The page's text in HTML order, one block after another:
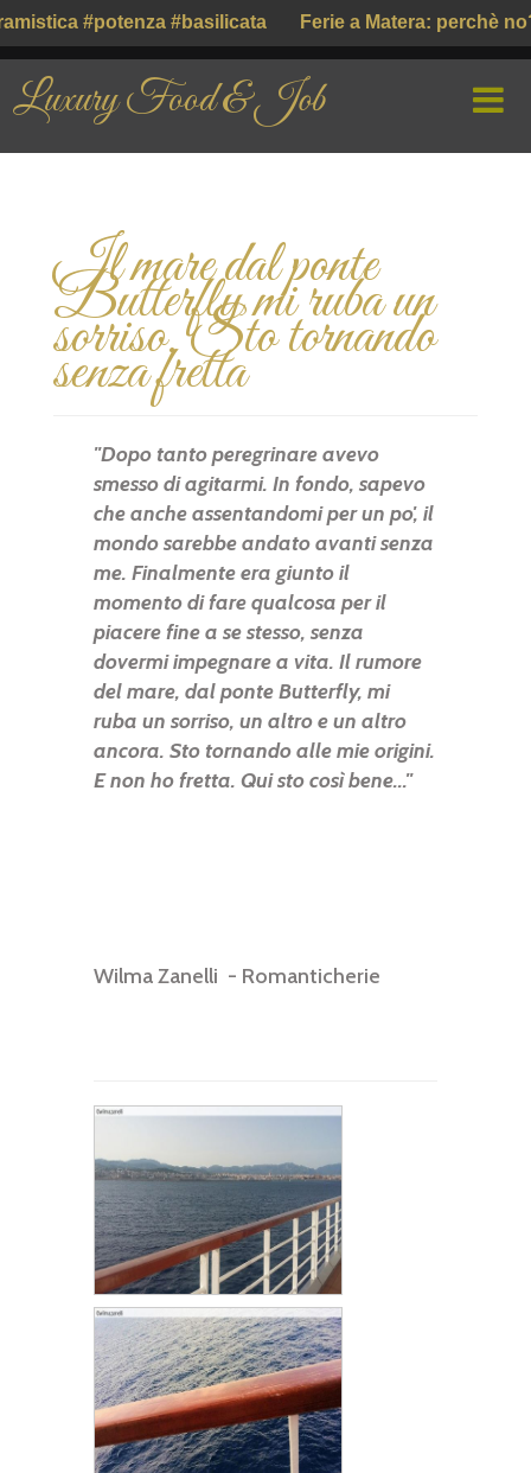
#potenza #basilicata Ferie a Matera: perchè
Luxury Food & Job
PROFILE COMPANY
PARLIAMO DI
Il mare dal ponte
Butterfly mi ruba un
sorriso. Sto tornando
senza fretta
"Dopo tanto peregrinare avevo
smesso di agitarmi. In fondo, sapevo
che anche assentandomi per un po', il
mondo sarebbe andato avanti senza
me. Finalmente era giunto il
momento di fare qualcosa per il
piacere fine a se stesso, senza
dovermi impegnare a vita. Il rumore
del mare, dal ponte Butterfly, mi
ruba un sorriso, un altro e un altro
ancora. Sto tornando alle mie origini.
E non ho fretta. Qui sto così bene..."
Wilma Zanelli - Romanticherie